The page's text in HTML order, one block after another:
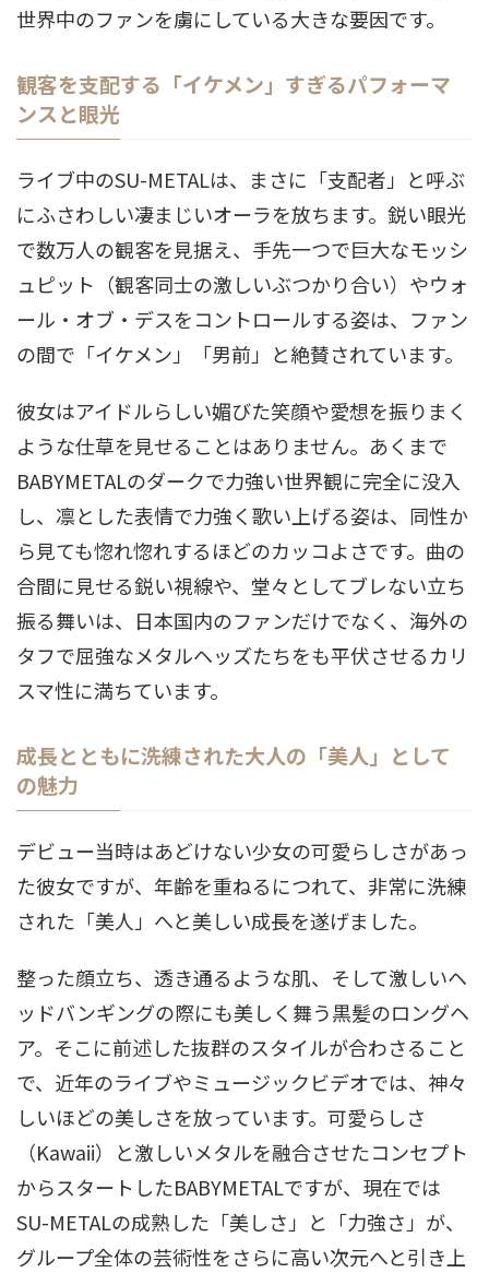
世界中のファンを虜にしている大きな要因です。
観客を支配する「イケメン」すぎるパフォーマ
ンスと眼光
ライブ中のSU-METALは、まさに「支配者」と呼ぶ
にふさわしい凄まじいオーラを放ちます。鋭い眼光
で数万人の観客を見据え、手先一つで巨大なモッシ
ュピット（観客同士の激しいぶつかり合い）やウォ
ール・オブ・デスをコントロールする姿は、ファン
の間で「イケメン」「男前」と絶賛されています。
彼女はアイドルらしい媚びた笑顔や愛想を振りまく
ような仕草を見せることはありません。あくまで
BABYMETALのダークで力強い世界観に完全に没入
し、凛とした表情で力強く歌い上げる姿は、同性か
ら見ても惚れ惚れするほどのカッコよさです。曲の
合間に見せる鋭い視線や、堂々としてブレない立ち
振る舞いは、日本国内のファンだけでなく、海外の
タフで屈強なメタルヘッズたちをも平伏させるカリ
スマ性に満ちています。
成長とともに洗練された大人の「美人」として
の魅力
デビュー当時はあどけない少女の可愛らしさがあっ
た彼女ですが、年齢を重ねるにつれて、非常に洗練
された「美人」へと美しい成長を遂げました。
整った顔立ち、透き通るような肌、そして激しいヘ
ッドバンギングの際にも美しく舞う黒髪のロングヘ
ア。そこに前述した抜群のスタイルが合わさること
で、近年のライブやミュージックビデオでは、神々
しいほどの美しさを放っています。可愛らしさ
（Kawaii）と激しいメタルを融合させたコンセプト
からスタートしたBABYMETALですが、現在では
SU-METALの成熟した「美しさ」と「力強さ」が、
グループ全体の芸術性をさらに高い次元へと引き上